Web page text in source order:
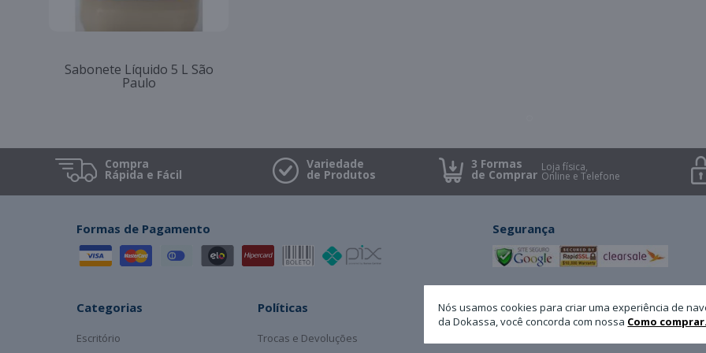
Sabonete Líquido 5 L São
Paulo
Compra
Rápida e Fácil
Variedade
de Produtos
3 Formas
de Comprar Loja física,
Online e Telefone
Nós usamos cookies para criar uma experiência de
da Dokassa, você concorda com nossa Como comprar.
Formas de Pagamento Segurança
Categorias
Escritório
Políticas
Trocas e Devoluções
Minha Conta A Dokassa